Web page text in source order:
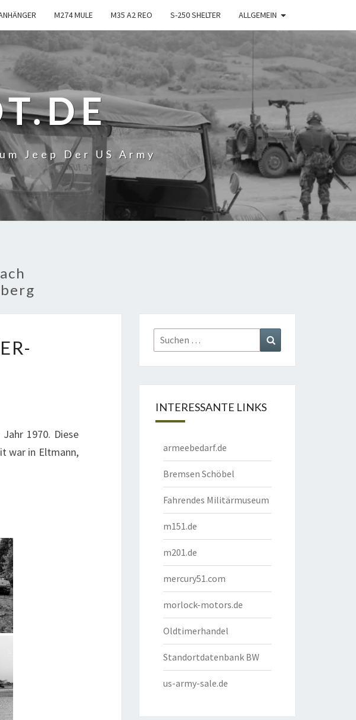
M274 MULE M35 A2 REO S-250 SHELTER ALLGEMEIN
Jeep Der US Army
1970. Diese
war in Eltmann,
Suchen
nach:
INTERESSANTE LINKS
armeebedarf.de
Bremsen Schöbel
Fahrendes Militärmuseum
m151.de
m201.de
mercury51.com
morlock-motors.de
Oldtimerhandel
Standortdatenbank BW
us-army-sale.de